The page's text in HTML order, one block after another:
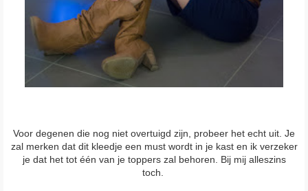
Voor degenen die nog niet overtuigd zijn, probeer het echt uit. Je
zal merken dat dit kleedje een must wordt in je kast en ik verzeker
je dat het tot één van je toppers zal behoren. Bij mij alleszins
toch.